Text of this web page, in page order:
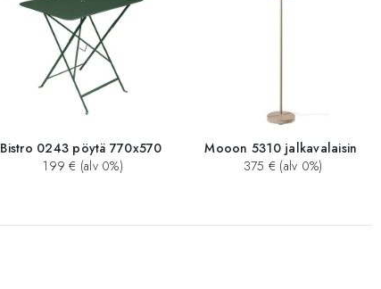
Bistro 0243 pöytä 770x570
199 € (alv 0%)
Mooon 5310 jalkavalaisin
375 € (alv 0%)